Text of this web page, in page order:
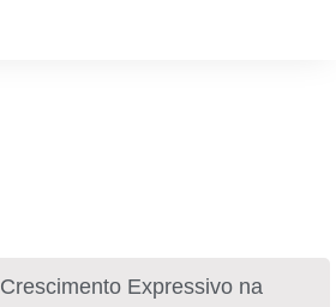
Crescimento Expressivo na